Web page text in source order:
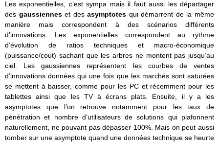
Les exponentielles, c’est sympa mais il faut aussi les départager
des gaussienneset desasymptotes qui démarrent de la même
manière mais correspondent à des scénarios différents
d’innovations. Les exponentielles correspondent au rythme
d’évolution de ratios techniques et macro-économique
(puissance/cout) sachant que les arbres ne montent pas jusqu’au
ciel. Les gaussiennes représentent les courbes de ventes
d’innovations données qui une fois que les marchés sont saturées
se mettent à baisser, comme pour les PC et récemment pour les
tablettes ainsi que les TV à écrans plats. Ensuite, il y a les
asymptotes que l’on retrouve notamment pour les taux de
pénétration et nombre d’utilisateurs de solutions qui plafonnent
naturellement, ne pouvant pas dépasser 100%. Mais on peut aussi
tomber sur une asymptote quand une données technique se heurte